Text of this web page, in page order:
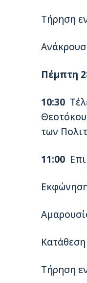
Τήρηση
Πέμπτη
10:30
των
11:00
Τήρηση